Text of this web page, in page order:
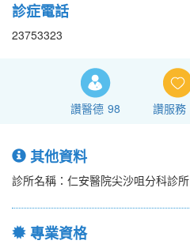
診症電話
23753323
讚醫德 98 讚服務
其他資料
診所名稱：仁安醫院尖沙咀分科診所
專業資格